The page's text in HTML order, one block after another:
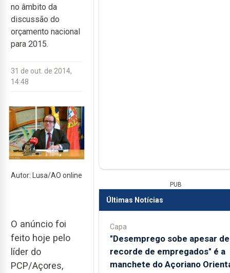
no âmbito da
discussão do
orçamento nacional
para 2015.
31 de out. de 2014,
14:48
Autor: Lusa/AO online
O anúncio foi
feito hoje pelo
líder do
PCP/Açores,
PUB
Últimas Notícias
Capa
"Desemprego sobe apesar de
recorde de empregados" é a
manchete do Açoriano